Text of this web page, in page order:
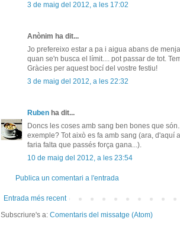
3 de maig del 2012, a les 17:02
Anònim ha dit...
Jo prefereixo estar a pa i aigua abans de
quan se'n busca el límit.... pot passar de tot.
Gràcies per aquest bocí del vostre festiu!
3 de maig del 2012, a les 22:32
Ruben ha dit...
Doncs les coses amb sang ben bones que
exemple? Tot això es fa amb sang (ara, d'aquí
faria falta que passés força gana...).
10 de maig del 2012, a les 23:54
Publica un comentari a l'entrada
Entrada més recent
Subscriure's a: Comentaris del missatge (Atom)